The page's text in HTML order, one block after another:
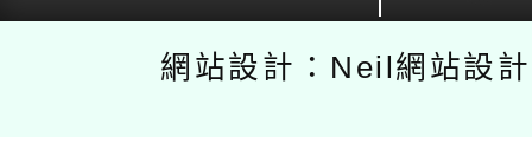
網站設計：Neil網站設